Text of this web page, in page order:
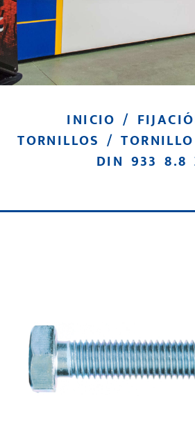
INICIO /
TORNILLOS /
DIN 933 8.8